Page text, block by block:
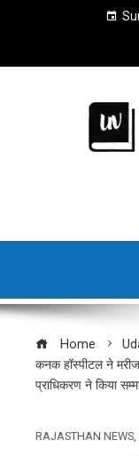
Home
कनक हॉस्पीटल ने
प्राधिकरण ने किया
RAJASTHAN NEWS,